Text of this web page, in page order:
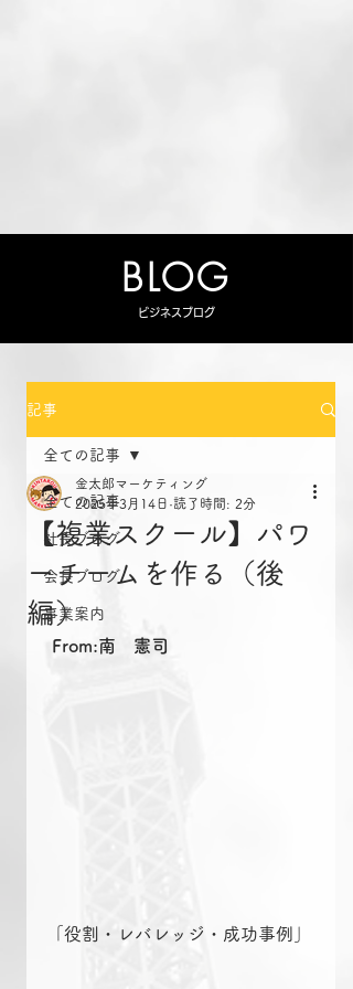
BLOG
ビジネスブログ
記事
全ての記事
社長ブログ
会長ブログ
事業案内
全ての記事
【複業スクール】パワ
ーチームを作る（後
編）
金太郎マーケティング
2025年3月14日 読了時間: 2分
From:南　憲司
「役割・レバレッジ・成功事例」